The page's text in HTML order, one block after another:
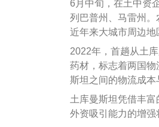
6月中旬，在土中资
列巴普州、马雷州
近年来大城市周边地
2022年，首趟从土
药材，标志着两国物
斯坦之间的物流成本
土库曼斯坦凭借丰
外资吸引能力的增强